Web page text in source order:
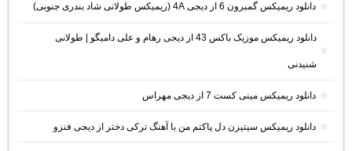
دانلود ریمیکس گمبرون 6 از دیجی 4A (ریمیکس طولانی شاد بندری جنوبی)
دانلود ریمیکس موزیک باکس 43 از دیجی رهام و علی دامیگو | طولانی
شنیدنی
دانلود ریمیکس مینی کست 7 از دیجی مهراس
دانلود ریمیکس سیتیزن دل پاکتم من با آهنگ ترکی دختر از دیجی فنزو